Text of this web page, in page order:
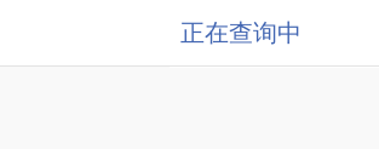
正在查询中